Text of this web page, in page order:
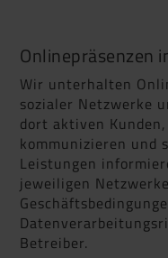
Onlinepräsenzen
Wir unterhalten
sozialer Netzwerke
dort aktiven
kommunizieren und
Leistungen
jeweiligen
Betreiber.